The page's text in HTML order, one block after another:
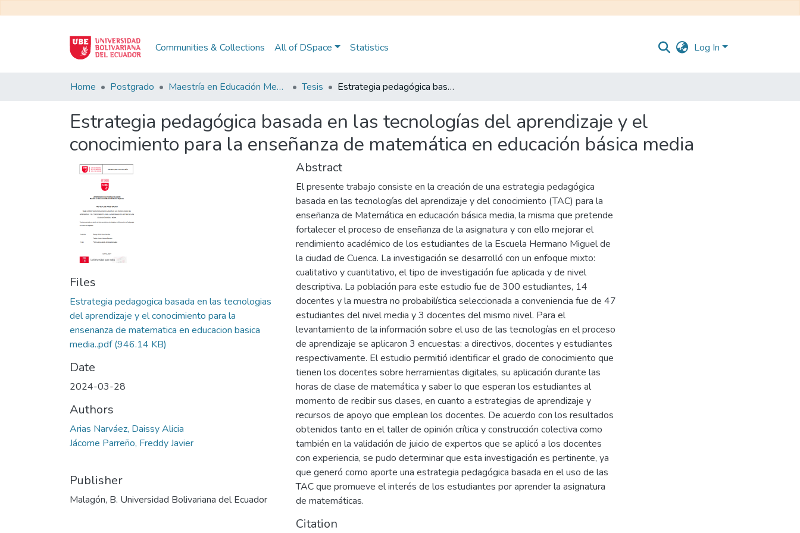
Communities & Collections All of DSpace Statistics Log In
Home Postgrado Maestría en Educación Mención en Pedagogía en Entornos Digitales Tesis Estrategia pedagógica basada en las tecnologías del aprendizaje y el conocimiento para la enseñanza de matemática en educación básica media
Estrategia pedagógica basada en las tecnologías del aprendizaje y el
conocimiento para la enseñanza de matemática en educación básica media
Files
Estrategia pedagogica basada en las tecnologias
del aprendizaje y el conocimiento para la
ensenanza de matematica en educacion basica
media..pdf(946.14 KB)
Date
2024-03-28
Authors
Arias Narváez, Daissy Alicia
Jácome Parreño, Freddy Javier
Publisher
Malagón, B. Universidad Bolivariana del Ecuador
Abstract
El presente trabajo consiste en la creación de una estrategia pedagógica
basada en las tecnologías del aprendizaje y del conocimiento (TAC) para la
enseñanza de Matemática en educación básica media, la misma que pretende
fortalecer el proceso de enseñanza de la asignatura y con ello mejorar el
rendimiento académico de los estudiantes de la Escuela Hermano Miguel de
la ciudad de Cuenca. La investigación se desarrolló con un enfoque mixto:
cualitativo y cuantitativo, el tipo de investigación fue aplicada y de nivel
descriptiva. La población para este estudio fue de 300 estudiantes, 14
docentes y la muestra no probabilística seleccionada a conveniencia fue de 47
estudiantes del nivel media y 3 docentes del mismo nivel. Para el
levantamiento de la información sobre el uso de las tecnologías en el proceso
de aprendizaje se aplicaron 3 encuestas: a directivos, docentes y estudiantes
respectivamente. El estudio permitió identificar el grado de conocimiento que
tienen los docentes sobre herramientas digitales, su aplicación durante las
horas de clase de matemática y saber lo que esperan los estudiantes al
momento de recibir sus clases, en cuanto a estrategias de aprendizaje y
recursos de apoyo que emplean los docentes. De acuerdo con los resultados
obtenidos tanto en el taller de opinión crítica y construcción colectiva como
también en la validación de juicio de expertos que se aplicó a los docentes
con experiencia, se pudo determinar que esta investigación es pertinente, ya
que generó como aporte una estrategia pedagógica basada en el uso de las
TAC que promueve el interés de los estudiantes por aprender la asignatura
de matemáticas.
Citation